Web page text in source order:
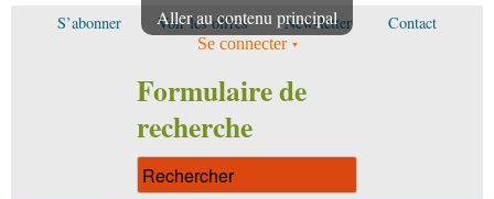
Aller au contenu principal
S’abonner Voir les offres Newsletter Contact
Se connecter
Formulaire de
recherche